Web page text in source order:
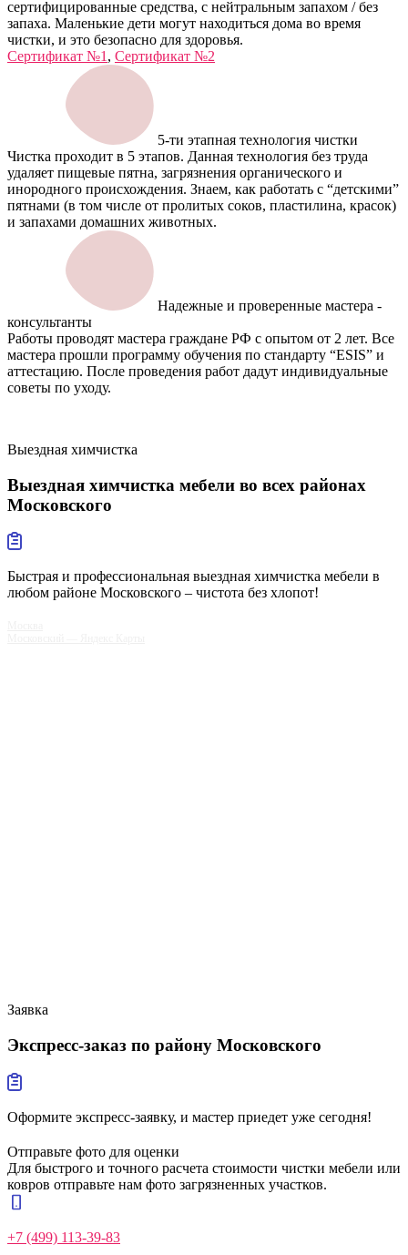
сертифицированные средства, с нейтральным запахом / без
запаха. Маленькие дети могут находиться дома во время
чистки, и это безопасно для здоровья.
Сертификат №1 , Сертификат №2
5-ти этапная технология чистки
Чистка проходит в 5 этапов. Данная технология без труда
удаляет пищевые пятна, загрязнения органического и
инородного происхождения. Знаем, как работать с “детскими”
пятнами (в том числе от пролитых соков, пластилина, красок)
и запахами домашних животных.
Надежные и проверенные мастера -
консультанты
Работы проводят мастера граждане РФ с опытом от 2 лет. Все
мастера прошли программу обучения по стандарту “ESIS” и
аттестацию. После проведения работ дадут индивидуальные
советы по уходу.
Выездная химчистка
Выездная химчистка мебели во всех районах
Московского
Быстрая и профессиональная выездная химчистка мебели в
любом районе Московского – чистота без хлопот!
Заявка
Экспресс-заказ по району Московского
Оформите экспресс-заявку, и мастер приедет уже сегодня!
Отправьте фото для оценки
Для быстрого и точного расчета стоимости чистки мебели или
ковров отправьте нам фото загрязненных участков.
+7 (499) 113-39-83